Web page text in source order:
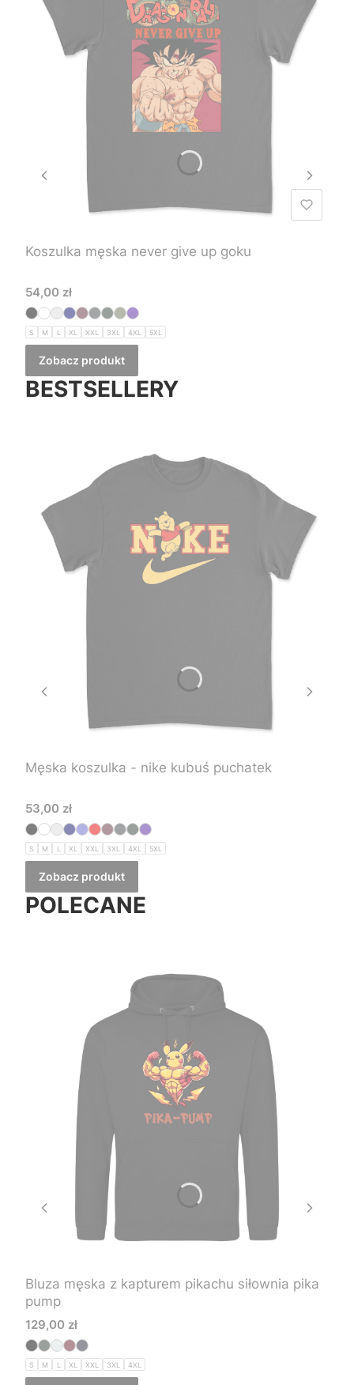
Koszulka męska never give up goku
Cena
54,00 zł
S M L XL XXL 3XL 4XL 5XL
Zobacz produkt
BESTSELLERY
Męska koszulka - nike kubuś puchatek
Cena
53,00 zł
S M L XL XXL 3XL 4XL 5XL
Zobacz produkt
POLECANE
Bluza męska z kapturem pikachu siłownia pika
pump
Cena
129,00 zł
S M L XL XXL 3XL 4XL